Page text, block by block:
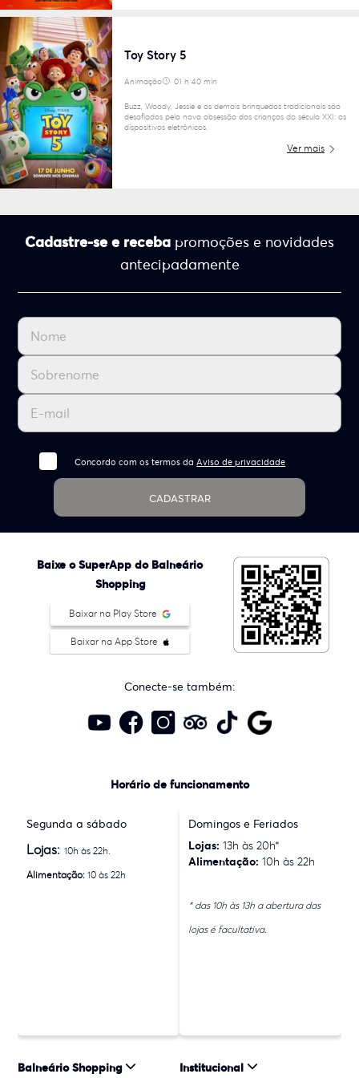
Toy Story 5
Animação 01 h 40 min
Buzz, Woody, Jessie e os demais brinquedos tradicionais são
desafiados pela nova obsessão das crianças do século XXI: os
dispositivos eletrônicos.
Ver mais
Cadastre-se e receba promoções e novidades
antecipadamente
Concordo com os termos daAviso de privacidade
CADASTRAR
Baixe o SuperApp do Balneário
Shopping
Baixar na Play Store
Baixar na App Store
Conecte-se também:
Horário de funcionamento
Segunda a sábado
Lojas:10h às 22h.
Alimentação: 10 às 22h
Domingos e Feriados
Lojas: 13h às 20h*
Alimentação: 10h às 22h
* das 10h às 13h a abertura das
lojas é facultativa.
Balneário Shopping Institucional